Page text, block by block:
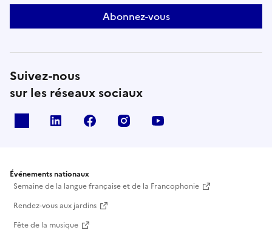
Abonnez-vous
Suivez-nous
sur les réseaux sociaux
Linkedin Facebook Instagram
Événements nationaux
Semaine de la langue française et de la Francophonie
Rendez-vous aux jardins
Fête de la musique